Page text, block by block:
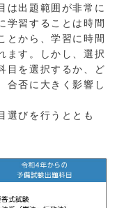
は出題範囲が非常に
学習することは時間
とから、学習に時間
ます。しかし、選択
目を選択するか、ど
合否に大きく影響し
選びを行うととも